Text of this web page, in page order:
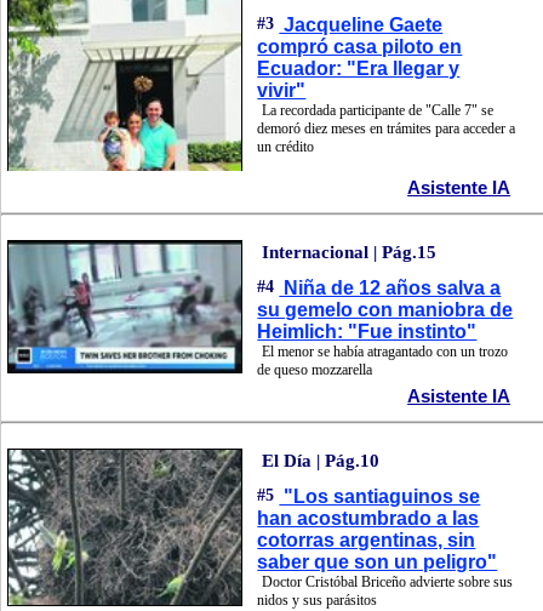
#3 Jacqueline Gaete
compró casa piloto en
Ecuador: "Era llegar y
vivir"
La recordada participante de "Calle 7" se
demoró diez meses en trámites para acceder a
un crédito
Asistente IA
Internacional | Pág.15
#4
Niña de 12 años salva a
su gemelo con maniobra de
Heimlich: "Fue instinto"
El menor se había atragantado con un trozo
de queso mozzarella
Asistente IA
El Día | Pág.10
#5 "Los santiaguinos se
han acostumbrado a las
cotorras argentinas, sin
saber que son un peligro"
Doctor Cristóbal Briceño advierte sobre sus
nidos y sus parásitos